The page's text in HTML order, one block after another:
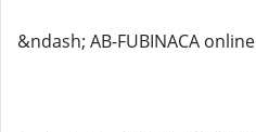
&ndash; AB-FUBINACA online